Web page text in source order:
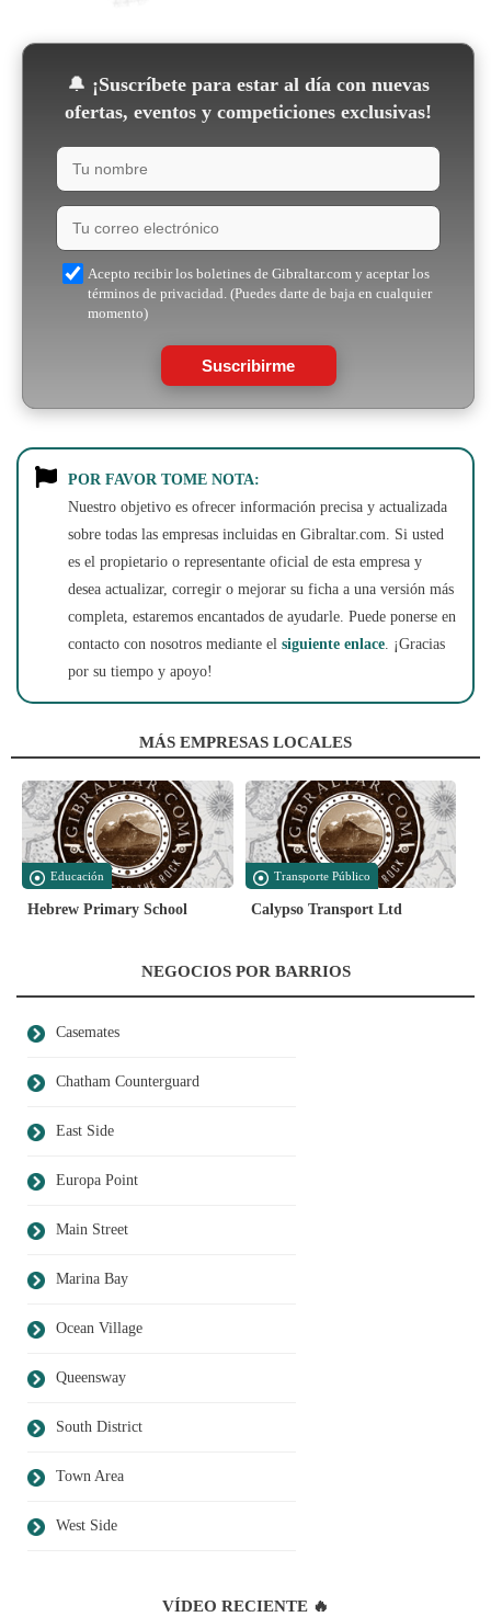
🔔 ¡Suscríbete para estar al día con nuevas
ofertas, eventos y competiciones exclusivas!
Acepto recibir los boletines de Gibraltar.com y aceptar los
términos de privacidad. (Puedes darte de baja en cualquier
momento)
Suscribirme
POR FAVOR TOME NOTA:
Nuestro objetivo es ofrecer información precisa y actualizada
sobre todas las empresas incluidas en Gibraltar.com. Si usted
es el propietario o representante oficial de esta empresa y
desea actualizar, corregir o mejorar su ficha a una versión más
completa, estaremos encantados de ayudarle. Puede ponerse en
contacto con nosotros mediante el siguiente enlace. ¡Gracias
por su tiempo y apoyo!
MÁS EMPRESAS LOCALES
Educación
Hebrew Primary School
Transporte Público
Calypso Transport Ltd
NEGOCIOS POR BARRIOS
Casemates
Chatham Counterguard
East Side
Europa Point
Main Street
Marina Bay
Ocean Village
Queensway
South District
Town Area
West Side
VÍDEO RECIENTE 🔥